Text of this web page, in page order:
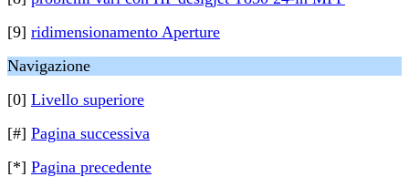
[9] ridimensionamento Aperture
Navigazione
[0] Livello superiore
[#] Pagina successiva
[*] Pagina precedente